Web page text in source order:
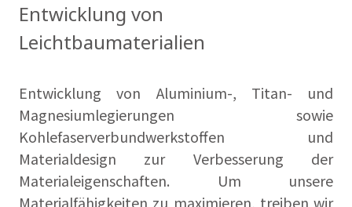
Entwicklung von
Leichtbaumaterialien
Entwicklung von Aluminium-, Titan- und
Magnesiumlegierungen sowie
Kohlefaserverbundwerkstoffen und
Materialdesign zur Verbesserung der
Materialeigenschaften. Um unsere
Materialfähigkeiten zu maximieren, treiben wir